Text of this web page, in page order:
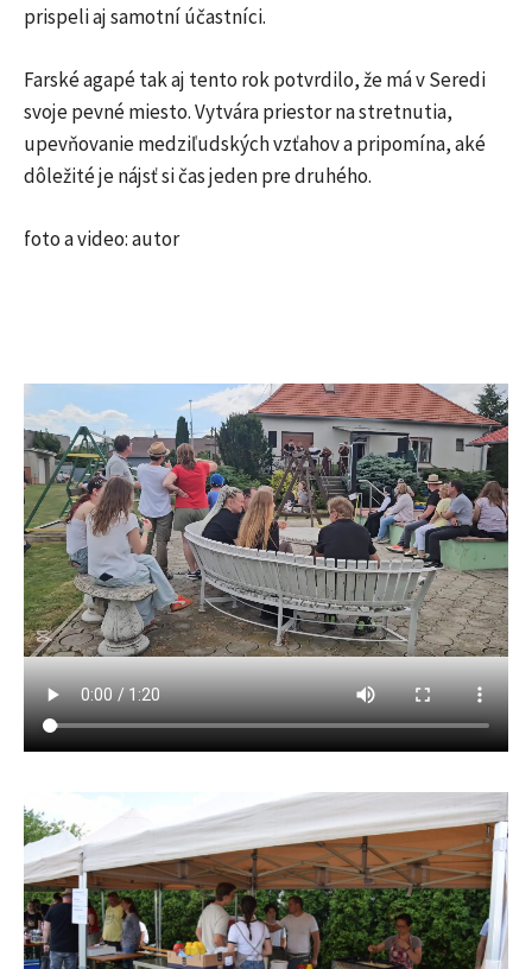
prispeli aj samotní účastníci.
Farské agapé tak aj tento rok potvrdilo, že má v Seredi
svoje pevné miesto. Vytvára priestor na stretnutia,
upevňovanie medziľudských vzťahov a pripomína, aké
dôležité je nájsť si čas jeden pre druhého.
foto a video: autor